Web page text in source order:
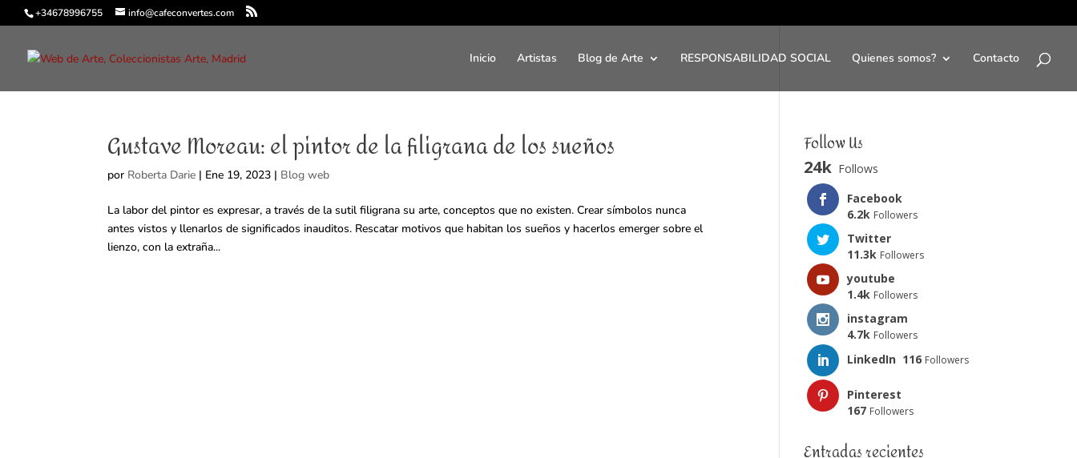
+34678996755 info@cafeconvertes.com
Inicio Artistas Blog de Arte RESPONSABILIDAD SOCIAL Quienes somos? Contacto
Gustave Moreau: el pintor de la filigrana de los sueños
por Roberta Darie | Ene 19, 2023 | Blog web
La labor del pintor es expresar, a través de la sutil filigrana su arte, conceptos que no existen. Crear símbolos nunca
antes vistos y llenarlos de significados inauditos. Rescatar motivos que habitan los sueños y hacerlos emerger sobre el
lienzo, con la extraña...
Follow Us
24k Follows
Facebook
6.2k Followers
Twitter
11.3k Followers
youtube
1.4k Followers
instagram
4.7k Followers
LinkedIn 116 Followers
Pinterest
167 Followers